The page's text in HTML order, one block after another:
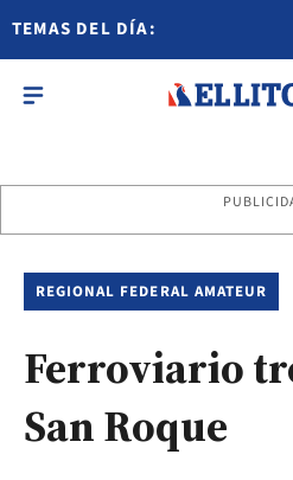
TEMAS DEL DÍA:
REGIONAL FEDERAL AMATEUR
Ferroviario
San Roque